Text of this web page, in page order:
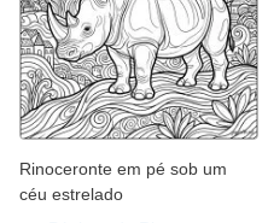
Rinoceronte em pé sob um
céu estrelado